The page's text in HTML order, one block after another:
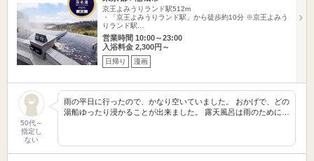
京王よみうりランド駅512m
・「京王よみうりランド駅」から徒歩約10分 ※京王よみう
りランド駅…
営業時間 10:00～23:00
入浴料金 2,300円～
日帰り 漫画
50代～
指定し
ない
雨の平日に行ったので、かなり空いていました。 おかげで、どの
湯船ゆったり浸かることが出来ました。 露天風呂は雨のために…